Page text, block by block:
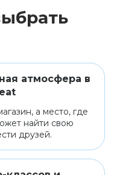
атмосфера в
а место, где
найти свою
друзей.